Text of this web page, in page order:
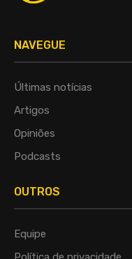
NAVEGUE
Últimas notícias
Artigos
Opiniões
Podcasts
OUTROS
Equipe